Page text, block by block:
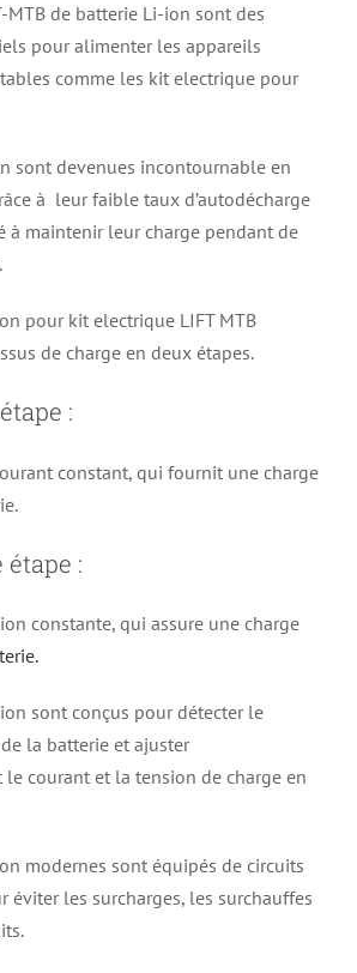
MTB de batterie Li-ion sont des
pour alimenter les appareils
comme les kit electrique pour
sont devenues incontournable en
à leur faible taux d’autodécharge
à maintenir leur charge pendant de
pour kit electrique LIFT MTB
de charge en deux étapes.
:
constant, qui fournit une charge
:
constante, qui assure une charge
sont conçus pour détecter le
la batterie et ajuster
courant et la tension de charge en
modernes sont équipés de circuits
éviter les surcharges, les surchauffes